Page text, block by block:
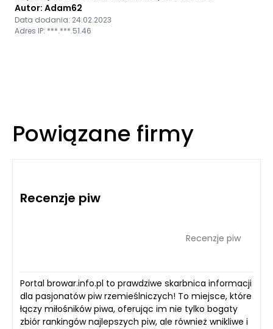
Autor: Adam62
Data dodania: 24.02.2023
Adres IP: ***.***.51.46
Powiązane firmy
Recenzje piw
Recenzje piw
Portal browar.info.pl to prawdziwe skarbnica informacji
dla pasjonatów piw rzemieślniczych! To miejsce, które
łączy miłośników piwa, oferując im nie tylko bogaty
zbiór rankingów najlepszych piw, ale również wnikliwe i